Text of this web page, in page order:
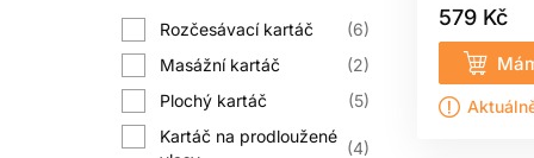
kondicionační složky; pokud se
Chemicky upravené délky bývají
povrch a zvýšit lesk. To pomáhá
Rozčesávací kartáč
6
Masážní kartáč
2
Plochý kartáč
5
Kartáč na prodloužené
4
579 Kč